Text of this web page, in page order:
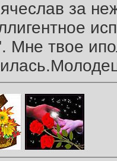
за
Мне твое